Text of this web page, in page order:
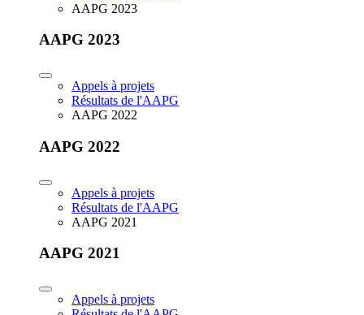
AAPG 2023
AAPG 2023
Appels à projets
Résultats de l'AAPG
AAPG 2022
AAPG 2022
Appels à projets
Résultats de l'AAPG
AAPG 2021
AAPG 2021
Appels à projets